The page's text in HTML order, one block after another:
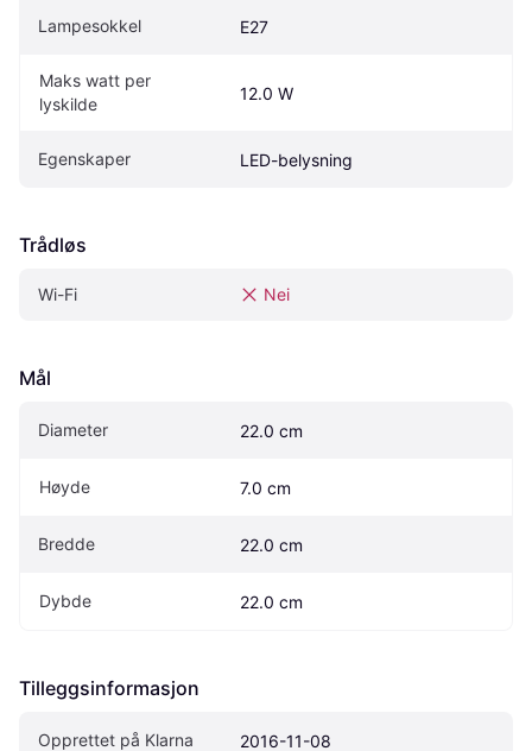
Lampesokkel E27
Maks watt per
lyskilde
12.0 W
Egenskaper LED-belysning
Trådløs
Wi-Fi Nei
Mål
Diameter 22.0 cm
Høyde 7.0 cm
Bredde 22.0 cm
Dybde 22.0 cm
Tilleggsinformasjon
Opprettet på Klarna 2016-11-08